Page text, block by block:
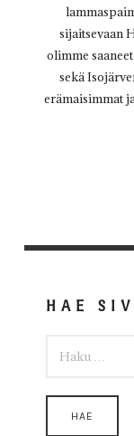
sijaitsevaan
olimme
sekä
erämaisimmat
HAE